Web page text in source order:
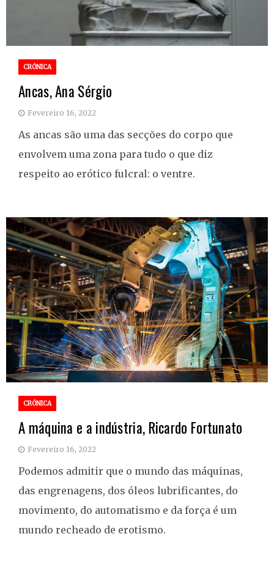
CRÓNICA
Ancas, Ana Sérgio
Fevereiro 16, 2022
As ancas são uma das secções do corpo que
envolvem uma zona para tudo o que diz
respeito ao erótico fulcral: o ventre.
CRÓNICA
A máquina e a indústria, Ricardo Fortunato
Fevereiro 16, 2022
Podemos admitir que o mundo das máquinas,
das engrenagens, dos óleos lubrificantes, do
movimento, do automatismo e da força é um
mundo recheado de erotismo.